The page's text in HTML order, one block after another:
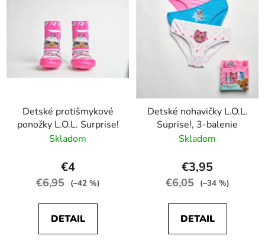
Detské protišmykové
ponožky L.O.L. Surprise!
Skladom
€4
€6,95 (–42 %)
DETAIL
Detské nohavičky L.O.L.
Suprise!, 3-balenie
Skladom
€3,95
€6,05 (–34 %)
DETAIL